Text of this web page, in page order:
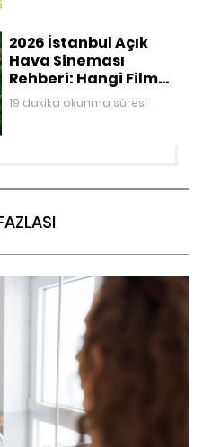
2026 İstanbul Açık
Hava Sineması
Rehberi: Hangi Film
Nerede Gösteriliyor?
19 dakika okunma süresi